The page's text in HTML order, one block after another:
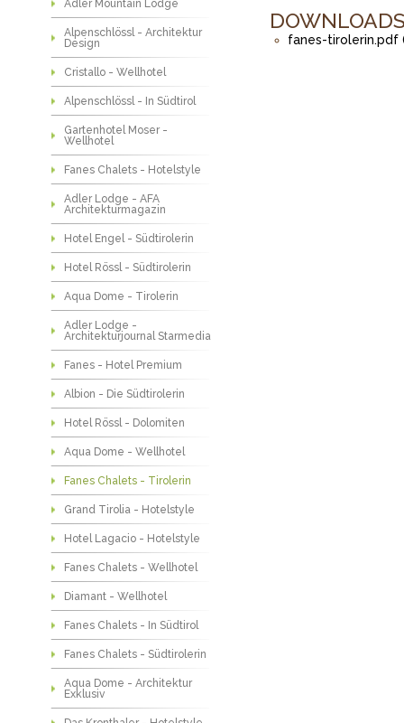
Adler Mountain Lodge
Alpenschlössl - Architektur
Design
Cristallo - Wellhotel
Alpenschlössl - In Südtirol
Gartenhotel Moser -
Wellhotel
Fanes Chalets - Hotelstyle
Adler Lodge - AFA
Architekturmagazin
Hotel Engel - Südtirolerin
Hotel Rössl - Südtirolerin
Aqua Dome - Tirolerin
Adler Lodge -
Architekturjournal Starmedia
Fanes - Hotel Premium
Albion - Die Südtirolerin
Hotel Rössl - Dolomiten
Aqua Dome - Wellhotel
Fanes Chalets - Tirolerin
Grand Tirolia - Hotelstyle
Hotel Lagacio - Hotelstyle
Fanes Chalets - Wellhotel
Diamant - Wellhotel
Fanes Chalets - In Südtirol
Fanes Chalets - Südtirolerin
Aqua Dome - Architektur
Exklusiv
fanes-tirolerin.pdf